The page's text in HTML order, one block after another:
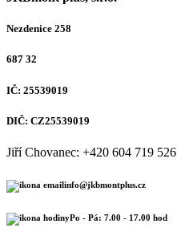
Nezdenice 258
687 32
IČ: 25539019
DIČ: CZ25539019
Jiří Chovanec: +420 604 719 526
info@jkbmontplus.cz
Po - Pá: 7.00 - 17.00 hod